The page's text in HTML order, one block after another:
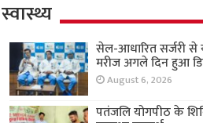
स्वास्थ्य
सेल-आधारित सर्जरी से
मरीज अगले दिन हुआ
August 6, 2026
पतंजलि योगपीठ के